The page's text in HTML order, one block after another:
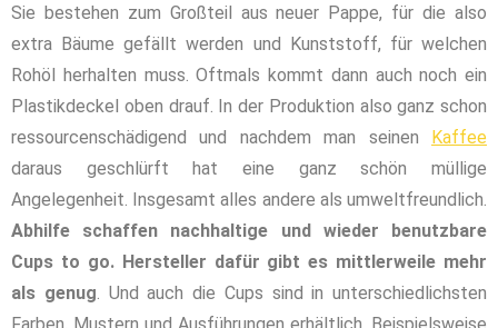
Sie bestehen zum Großteil aus neuer Pappe, für die also
extra Bäume gefällt werden und Kunststoff, für welchen
Rohöl herhalten muss. Oftmals kommt dann auch noch ein
Plastikdeckel oben drauf. In der Produktion also ganz schon
ressourcenschädigend und nachdem man seinen Kaffee
daraus geschlürft hat eine ganz schön müllige
Angelegenheit. Insgesamt alles andere als umweltfreundlich.
Abhilfe schaffen nachhaltige und wieder benutzbare
Cups to go. Hersteller dafür gibt es mittlerweile mehr
als genug . Und auch die Cups sind in unterschiedlichsten
Farben, Mustern und Ausführungen erhältlich. Beispielsweise